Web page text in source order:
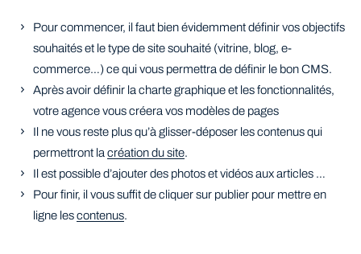
Pour commencer, il faut bien évidemment définir vos objectifs
souhaités et le type de site souhaité (vitrine, blog, e-
commerce…) ce qui vous permettra de définir le bon CMS.
Après avoir définir la charte graphique et les fonctionnalités,
votre agence vous créera vos modèles de pages
Il ne vous reste plus qu’à glisser-déposer les contenus qui
permettront la création du site.
Il est possible d’ajouter des photos et vidéos aux articles …
Pour finir, il vous suffit de cliquer sur publier pour mettre en
ligne lescontenus.